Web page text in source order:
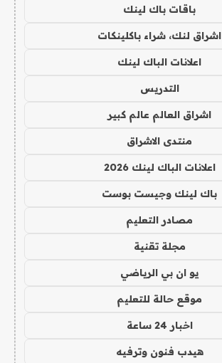
باقات باك لينك
اشراق لنك، شراء باكلينكات
اعلانات الباك لينك
التدريس
اشراق العالم عالم كبير
منتدى الاشراق
اعلانات الباك لينك 2026
باك لينك وجيست بوست
مصادر التعليم
مجلة تقنية
يو ان بي الرياضي
موقع حالة للتعليم
اخبار 24 ساعة
هيدب فنون وترفيه